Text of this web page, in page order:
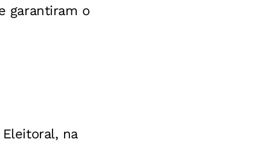
garantiram o
na